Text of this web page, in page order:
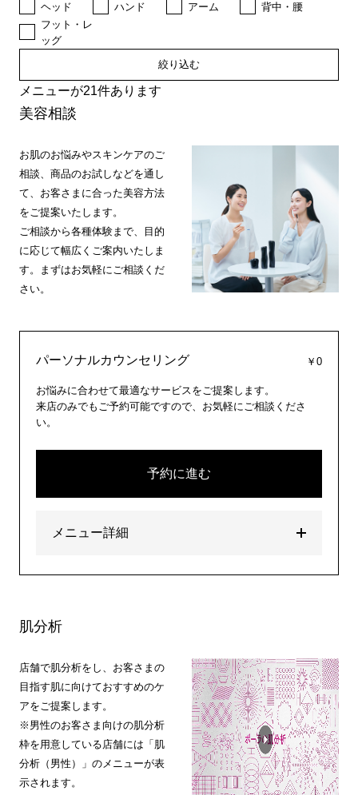
ヘッド
ハンド アーム
背中・腰
フット・レ
ッグ
絞り込む
メニューが21件あります
美容相談
お肌のお悩みやスキンケアのご
相談、商品のお試しなどを通し
て、お客さまに合った美容方法
をご提案いたします。
ご相談から各種体験まで、目的
に応じて幅広くご案内いたしま
す。まずはお気軽にご相談くだ
さい。
パーソナルカウンセリング ￥0
お悩みに合わせて最適なサービスをご提案します。
来店のみでもご予約可能ですので、お気軽にご相談くださ
い。
予約に進む
メニュー詳細
肌分析
店舗で肌分析をし、お客さまの
目指す肌に向けておすすめのケ
アをご提案します。
※男性のお客さま向けの肌分析
枠を用意している店舗には「肌
分析（男性）」のメニューが表
示されます。